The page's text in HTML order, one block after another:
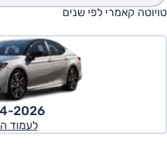
טויוטה קאמרי לפי שנים
2026
לעמוד